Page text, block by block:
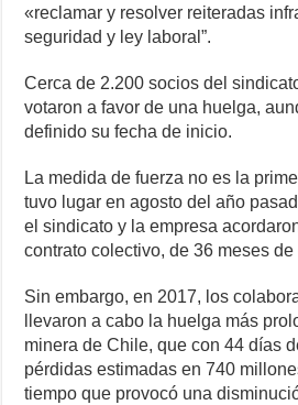
«reclamar y resolver reiteradas
seguridad y ley laboral”.
Cerca de 2.200 socios del
votaron a favor de una huelga,
definido su fecha de inicio.
La medida de fuerza no es la
tuvo lugar en agosto del año
el sindicato y la empresa
contrato colectivo, de 36 meses de
Sin embargo, en 2017, los
llevaron a cabo la huelga más
minera de Chile, que con 44 días
pérdidas estimadas en 740
tiempo que provocó una